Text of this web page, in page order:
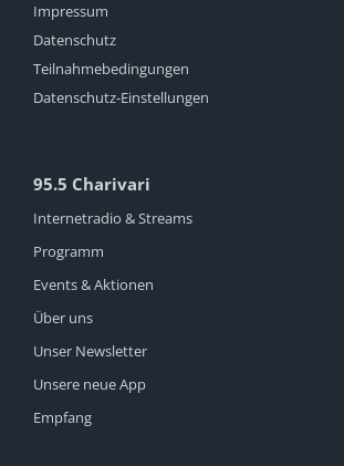
Impressum
Datenschutz
Teilnahmebedingungen
Datenschutz-Einstellungen
95.5 Charivari
Internetradio & Streams
Programm
Events & Aktionen
Über uns
Unser Newsletter
Unsere neue App
Empfang